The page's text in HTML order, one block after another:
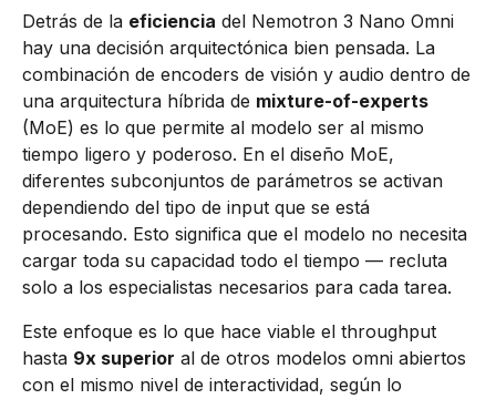
Detrás de la eficiencia del Nemotron 3 Nano Omni
hay una decisión arquitectónica bien pensada. La
combinación de encoders de visión y audio dentro de
una arquitectura híbrida de mixture-of-experts
(MoE) es lo que permite al modelo ser al mismo
tiempo ligero y poderoso. En el diseño MoE,
diferentes subconjuntos de parámetros se activan
dependiendo del tipo de input que se está
procesando. Esto significa que el modelo no necesita
cargar toda su capacidad todo el tiempo — recluta
solo a los especialistas necesarios para cada tarea.
Este enfoque es lo que hace viable el throughput
hasta 9x superior al de otros modelos omni abiertos
con el mismo nivel de interactividad, según lo